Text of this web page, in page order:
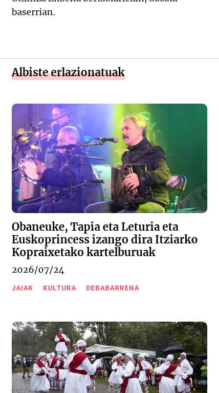
baserrian.
Albiste erlazionatuak
Obaneuke, Tapia eta Leturia eta
Euskoprincess izango dira Itziarko
Kopraixetako kartelburuak
2026/07/24
JAIAK KULTURA DEBABARRENA